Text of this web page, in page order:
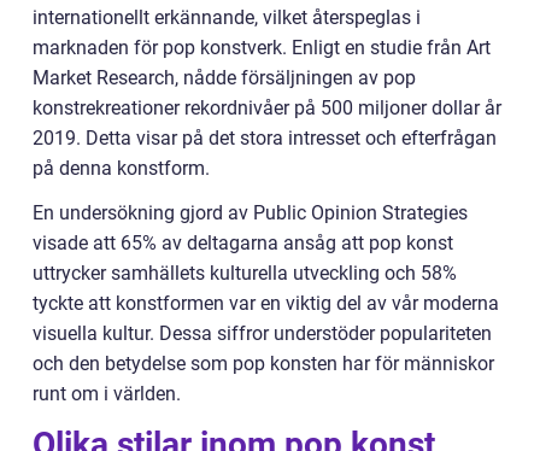
internationellt erkännande, vilket återspeglas i
marknaden för pop konstverk. Enligt en studie från Art
Market Research, nådde försäljningen av pop
konstrekreationer rekordnivåer på 500 miljoner dollar år
2019. Detta visar på det stora intresset och efterfrågan
på denna konstform.
En undersökning gjord av Public Opinion Strategies
visade att 65% av deltagarna ansåg att pop konst
uttrycker samhällets kulturella utveckling och 58%
tyckte att konstformen var en viktig del av vår moderna
visuella kultur. Dessa siffror understöder populariteten
och den betydelse som pop konsten har för människor
runt om i världen.